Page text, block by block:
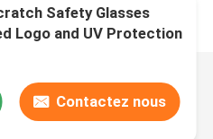
Safety Glasses
Logo and UV Protection
Contactez nous